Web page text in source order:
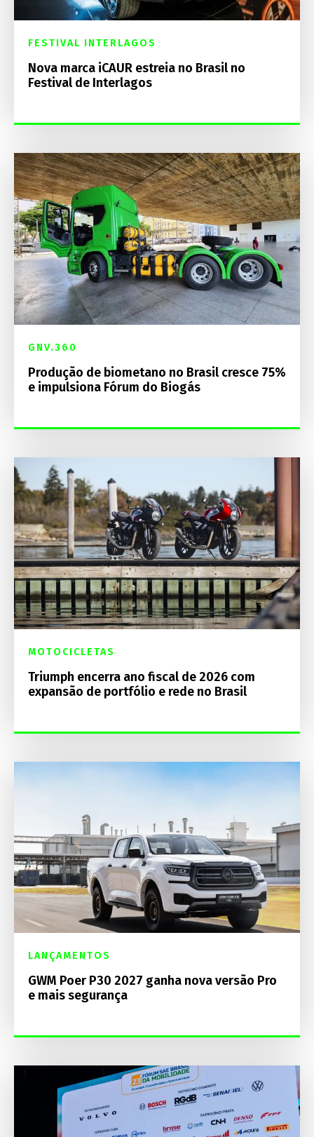
FESTIVAL INTERLAGOS
Nova marca iCAUR estreia no Brasil no
Festival de Interlagos
GNV.360
Produção de biometano no Brasil cresce 75%
e impulsiona Fórum do Biogás
MOTOCICLETAS
Triumph encerra ano fiscal de 2026 com
expansão de portfólio e rede no Brasil
LANÇAMENTOS
GWM Poer P30 2027 ganha nova versão Pro
e mais segurança